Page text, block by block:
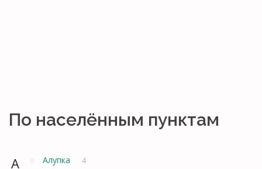
По населённым пунктам
А Алупка 4